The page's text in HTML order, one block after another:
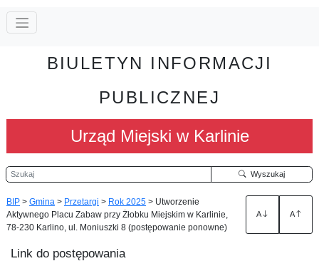
BIULETYN INFORMACJI
PUBLICZNEJ
Urząd Miejski w Karlinie
Szukaj Wyszukaj
BIP > Gmina > Przetargi > Rok 2025 > Utworzenie
Aktywnego Placu Zabaw przy Żłobku Miejskim w Karlinie,
78-230 Karlino, ul. Moniuszki 8 (postępowanie ponowne)
A A
Link do postępowania